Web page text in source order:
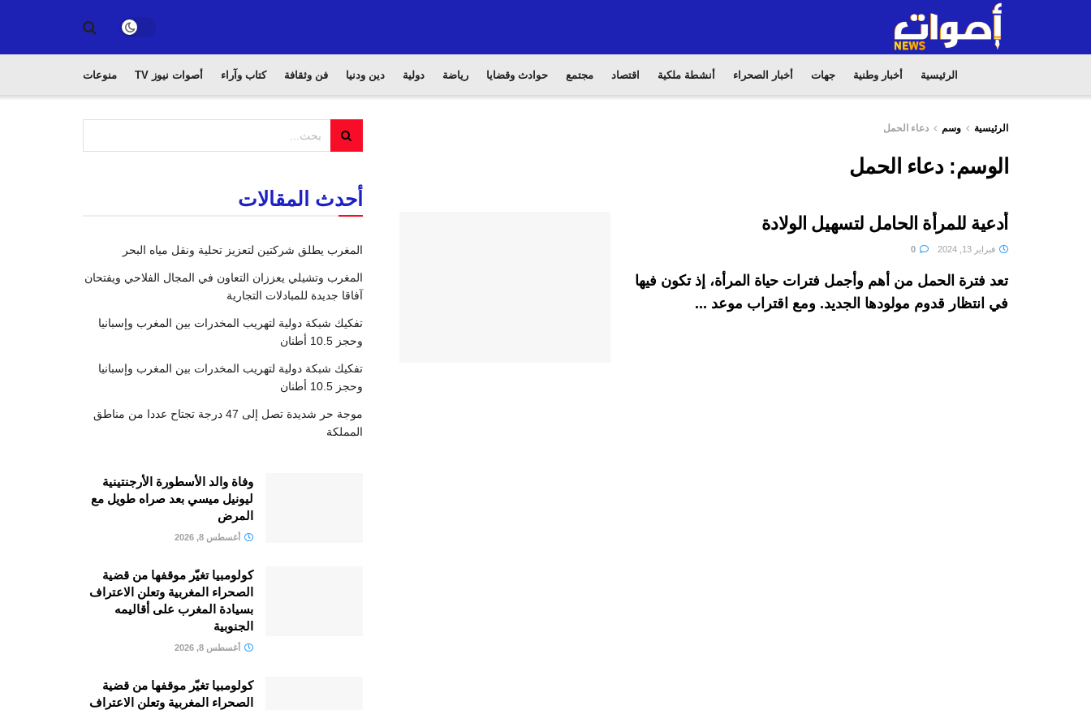
الرئيسية أخبار وطنية جهات أخبار الصحراء أنشطة ملكية اقتصاد مجتمع حوادث وقضايا رياضة دولية دين ودنيا فن وثقافة كتاب وآراء أصوات نيوز TV منوعات
الرئيسية وسم دعاء الحمل
الوسم:دعاء الحمل
أدعية للمرأة الحامل لتسهيل الولادة
فبراير 13, 2024
تعد فترة الحمل من أهم وأجمل فترات حياة المرأة، إذ تكون فيها
في انتظار قدوم مولودها الجديد. ومع اقتراب موعد ...
أحدث المقالات
المغرب يطلق شركتين لتعزيز تحلية ونقل مياه البحر
المغرب وتشيلي يعززان التعاون في المجال الفلاحي ويفتحان
آفاقا جديدة للمبادلات التجارية
تفكيك شبكة دولية لتهريب المخدرات بين المغرب وإسبانيا
وحجز 10.5 أطنان
تفكيك شبكة دولية لتهريب المخدرات بين المغرب وإسبانيا
وحجز 10.5 أطنان
موجة حر شديدة تصل إلى 47 درجة تجتاح عددا من مناطق
المملكة
وفاة والد الأسطورة الأرجنتينية
ليونيل ميسي بعد صراه طويل مع
المرض
أغسطس 8, 2026
كولومبيا تغيّر موقفها من قضية
الصحراء المغربية وتعلن الاعتراف
بسيادة المغرب على أقاليمه
الجنوبية
أغسطس 8, 2026
كولومبيا تغيّر موقفها من قضية
الصحراء المغربية وتعلن الاعتراف